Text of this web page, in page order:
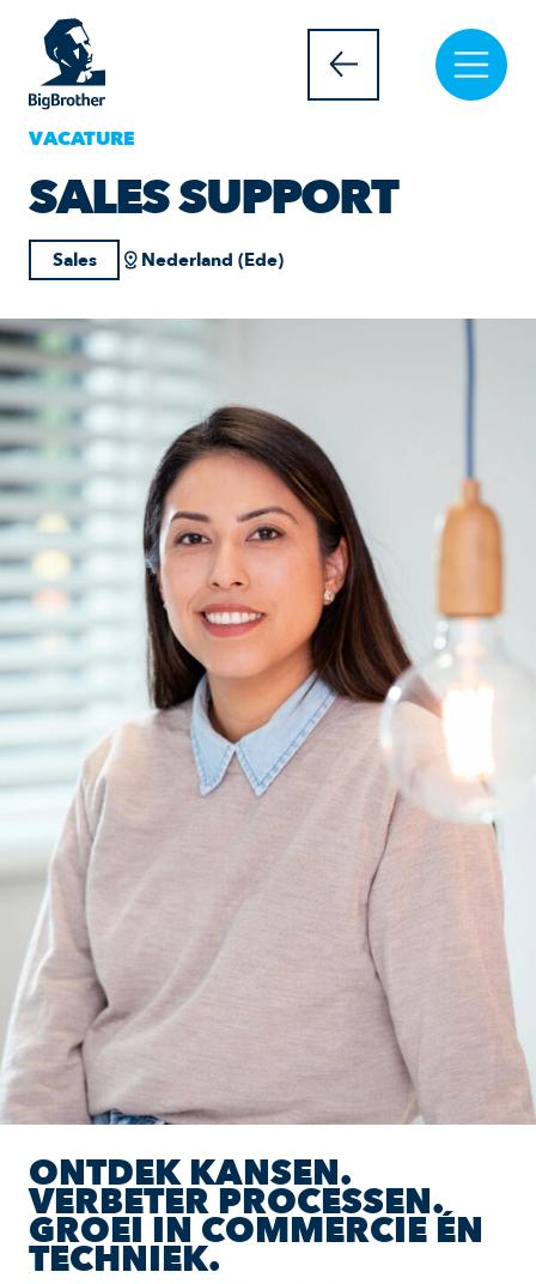
VACATURE
SALES SUPPORT
Sales Nederland (Ede)
ONTDEK KANSEN.
VERBETER PROCESSEN.
GROEI IN COMMERCIE ÉN
TECHNIEK.